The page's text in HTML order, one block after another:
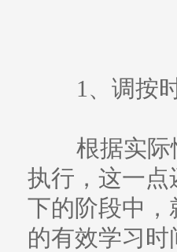
1、调按
根据实际
执行，这一
下的阶段中，
的有效学习时